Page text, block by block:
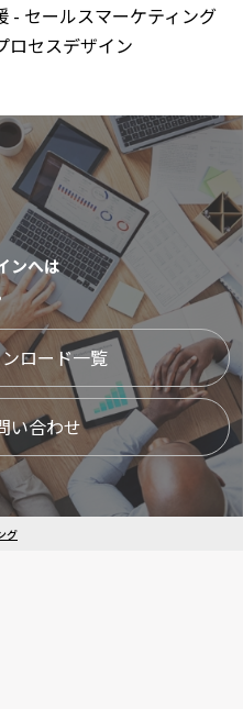
- セールスマーケティング
ロセスデザイン
ンへは
ロード一覧
い合わせ
グ